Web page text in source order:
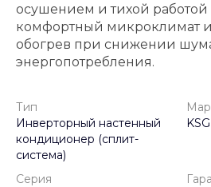
осушением и тихой работой
комфортный микроклимат
обогрев при снижении
энергопотребления.
Тип
Инверторный настенный
кондиционер (сплит-
система)
Серия